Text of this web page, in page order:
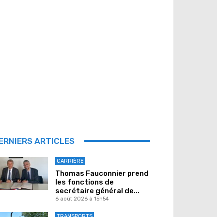
ARTICLES
CARRIÈRE
Thomas Fauconnier prend
les fonctions de
secrétaire général de...
6 août 2026 à 15h54